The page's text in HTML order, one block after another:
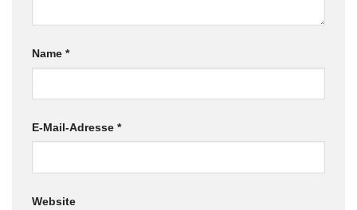
Name *
E-Mail-Adresse *
Website